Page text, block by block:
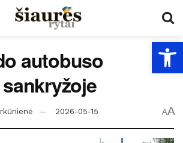
autobuso
2026-05-15 AA